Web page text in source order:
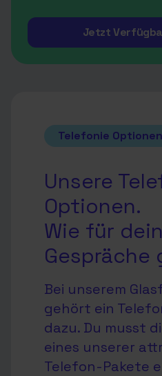
Jetzt
Telefonie Optionen
Unsere
Optionen.
Wie für
Gespräche
Bei unserem
gehört ein
dazu. Du musst
eines unserer
Telefon-Pakete